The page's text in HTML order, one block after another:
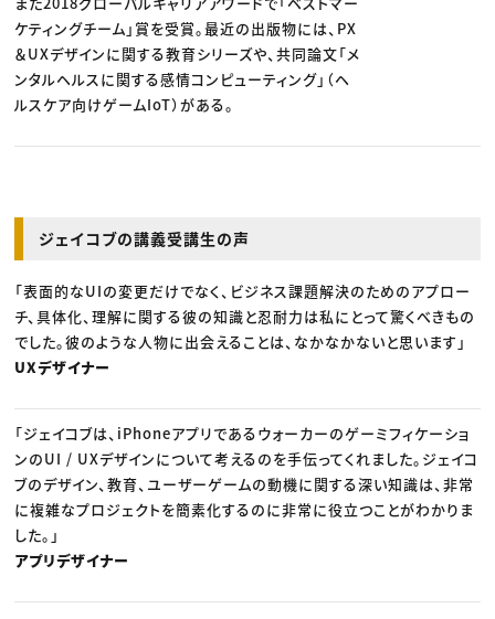
ケティングチーム」賞を受賞。最近の出版物には、PX
＆UXデザインに関する教育シリーズや、共同論文「メ
ンタルヘルスに関する感情コンピューティング」（ヘ
ルスケア向けゲームIoT）がある。
ジェイコブの講義受講生の声
「表面的なUIの変更だけでなく、ビジネス課題解決のためのアプロー
チ、具体化、理解に関する彼の知識と忍耐力は私にとって驚くべきもの
でした。彼のような人物に出会えることは、なかなかないと思います」
UXデザイナー
「ジェイコブは、iPhoneアプリであるウォーカーのゲーミフィケーショ
ンのUI / UXデザインについて考えるのを手伝ってくれました。ジェイコ
ブのデザイン、教育、ユーザーゲームの動機に関する深い知識は、非常
に複雑なプロジェクトを簡素化するのに非常に役立つことがわかりま
した。」
アプリデザイナー